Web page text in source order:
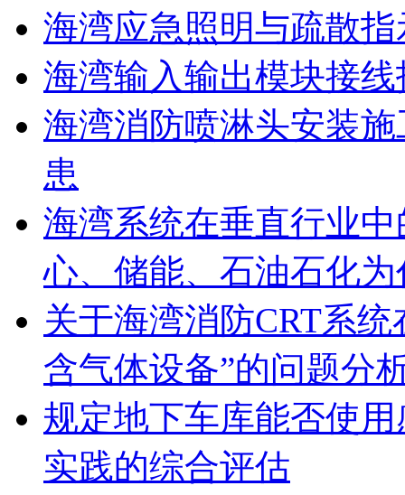
海湾应急照明与疏散
海湾输入输出模块接
海湾消防喷淋头安装
患
海湾系统在垂直行业
心、储能、石油石化
关于海湾消防CRT系
含气体设备”的问题分
规定地下车库能否使
实践的综合评估